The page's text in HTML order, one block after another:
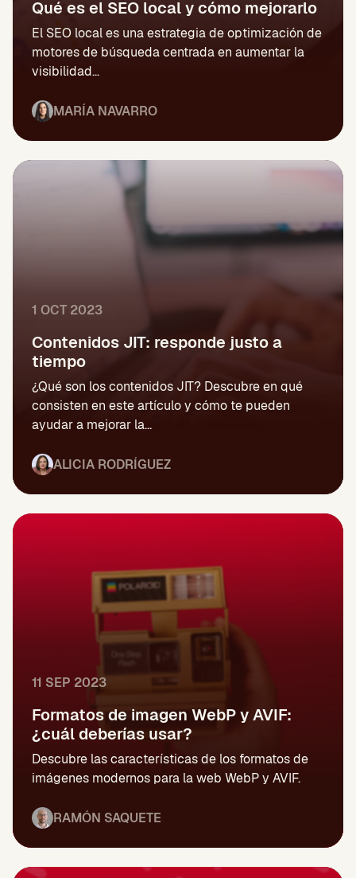
Qué es el SEO local y cómo mejorarlo
El SEO local es una estrategia de optimización de
motores de búsqueda centrada en aumentar la
visibilidad...
MARÍA NAVARRO
1 OCT 2023
Contenidos JIT: responde justo a
tiempo
¿Qué son los contenidos JIT? Descubre en qué
consisten en este artículo y cómo te pueden
ayudar a mejorar la...
ALICIA RODRÍGUEZ
11 SEP 2023
Formatos de imagen WebP y AVIF:
¿cuál deberías usar?
Descubre las características de los formatos de
imágenes modernos para la web WebP y AVIF.
RAMÓN SAQUETE